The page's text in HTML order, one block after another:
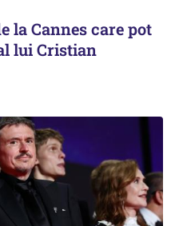
la Cannes care pot
lui Cristian